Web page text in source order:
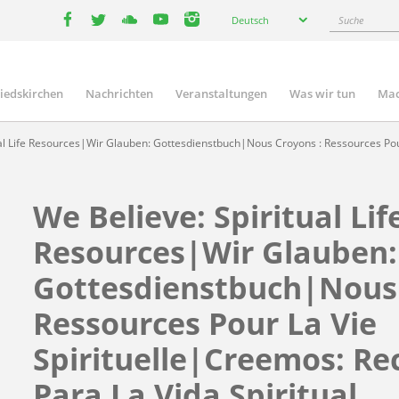
Deutsch Suche
Nachrichten Veranstaltungen Was wir tun
Life Resources|Wir Glauben: Gottesdienstbuch|Nous Croyons : Ressources
We Believe: Spiritual
Resources|Wir Glauben:
Gottesdienstbuch|Nous
Ressources Pour La Vie
Spirituelle|Creemos: